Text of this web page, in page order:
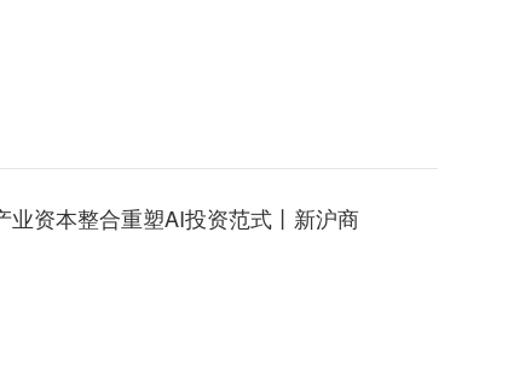
业资本整合重塑AI投资范式丨新沪商
产业链布局深度复盘